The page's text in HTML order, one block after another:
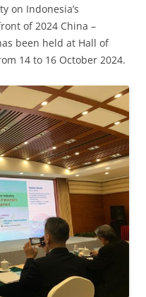
on Indonesia’s
of 2024 China –
been held at Hall of
14 to 16 October 2024.